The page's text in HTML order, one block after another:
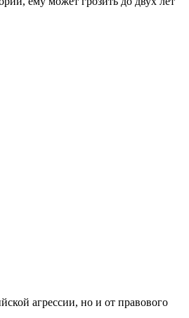
агрессии, но и от правового